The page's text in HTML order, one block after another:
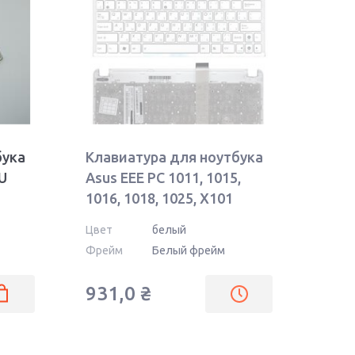
Клавиатура для ноутбука
Asus EEE PC 1011, 1015,
1016, 1018, 1025, X101
Цвет
белый
Фрейм
Белый фрейм
931,0 ₴